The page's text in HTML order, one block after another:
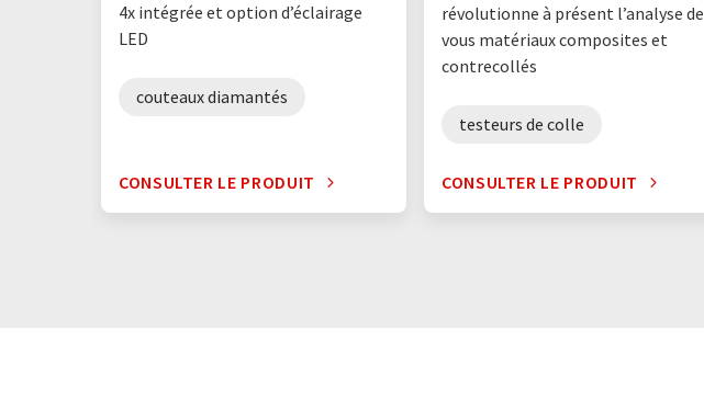
4x intégrée et option d’éclairage
LED
couteaux diamantés
CONSULTER LE PRODUIT
révolutionne à présent l’analyse de
vous matériaux composites et
contrecollés
testeurs de colle
CONSULTER LE PRODUIT